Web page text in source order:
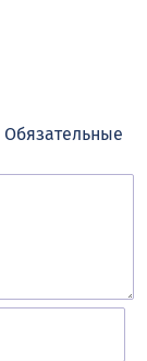
Обязательные